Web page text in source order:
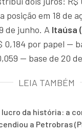
posição em 18 de
de junho. A Itaúsa
0,184 por papel —
— base de 20
LEIA TAMBÉM
da história: a
a Petrobras